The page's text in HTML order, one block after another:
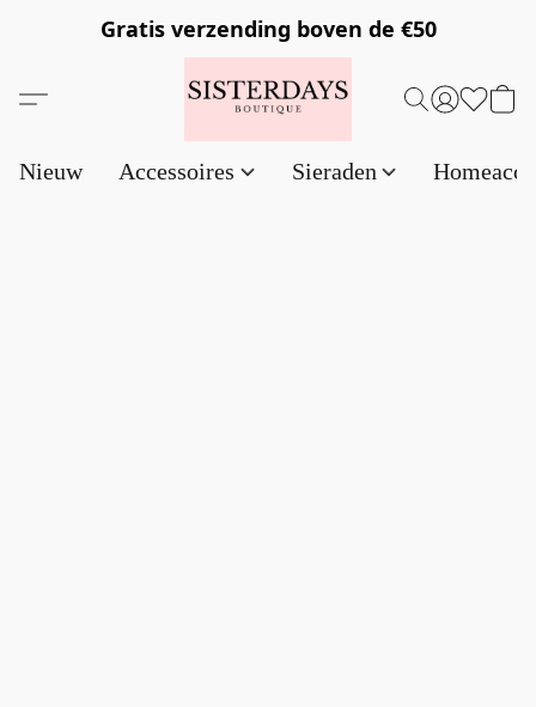
Gratis verzending boven de €50
Nieuw Accessoires Sieraden